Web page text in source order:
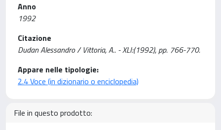
Anno
1992
Citazione
Dudan Alessandro / Vittoria, A.. - XLI:(1992), pp. 766-770.
Appare nelle tipologie:
2.4 Voce (in dizionario o enciclopedia)
File in questo prodotto: